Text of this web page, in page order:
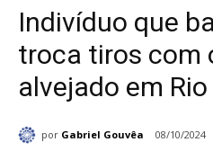
Indivíduo que
troca tiros com
alvejado em
por Gabriel Gouvêa 08/10/2024